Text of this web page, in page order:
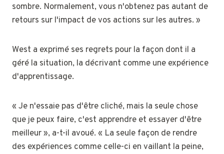
sombre. Normalement, vous n'obtenez pas autant de
retours sur l'impact de vos actions sur les autres. »
West a exprimé ses regrets pour la façon dont il a
géré la situation, la décrivant comme une expérience
d'apprentissage.
« Je n'essaie pas d'être cliché, mais la seule chose
que je peux faire, c'est apprendre et essayer d'être
meilleur », a-t-il avoué. « La seule façon de rendre
des expériences comme celle-ci en vaillant la peine,